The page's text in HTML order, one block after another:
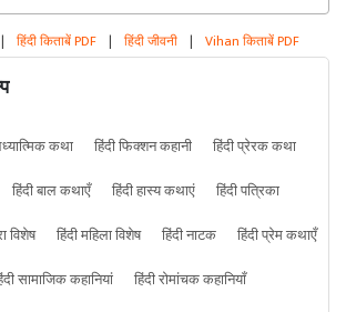
| हिंदी किताबें PDF | हिंदी जीवनी | Vihan किताबें PDF
कथा हिंदी फिक्शन कहानी
हिंदी प्रेरक कथा
हिंदी बाल कथाएँ हिंदी हास्य कथाएं
हिंदी पत्रिका
विशेष हिंदी महिला विशेष हिंदी नाटक
हिंदी प्रेम कथाएँ
सामाजिक कहानियां हिंदी रोमांचक कहानियाँ